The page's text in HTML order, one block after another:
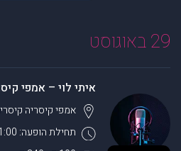
29 באוגוסט
איתי לוי – אמפי
תחילת הופעה: 21:00
אמפי קיסריה